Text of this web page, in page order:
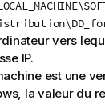
vers
IP.
est une
la valeur du